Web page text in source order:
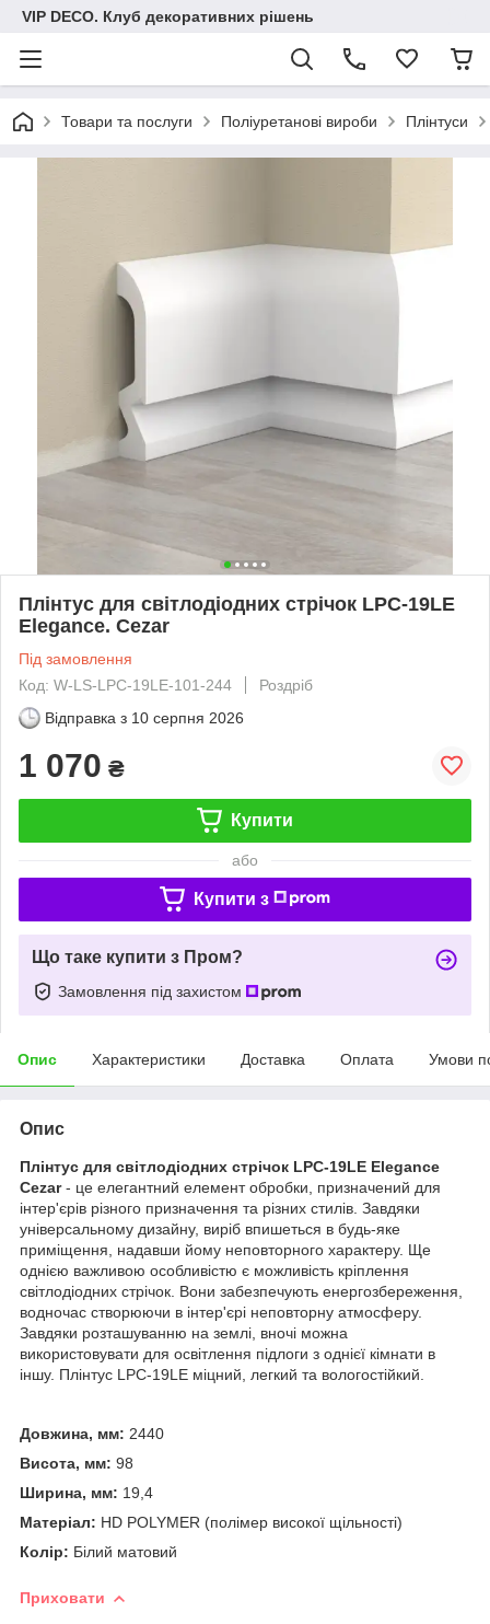
VIP DECO. Клуб декоративних рішень
Товари та послуги Поліуретанові вироби Плінтуси
Плінтус для світлодіодних стрічок LPC-19LE
Elegance. Cezar
Під замовлення
Код: W-LS-LPC-19LE-101-244
Роздріб
Відправка з 10 серпня 2026
1 070 ₴
Купити
або
Купити з
Що таке купити з Пром?
Замовлення під захистом
Опис Характеристики Доставка Оплата Умови
Опис
Плінтус для світлодіодних стрічок LPC-19LE Elegance
Cezar- це елегантний елемент обробки, призначений для
інтер'єрів різного призначення та різних стилів. Завдяки
універсальному дизайну, виріб впишеться в будь-яке
приміщення, надавши йому неповторного характеру. Ще
однією важливою особливістю є можливість кріплення
світлодіодних стрічок. Вони забезпечують енергозбереження,
водночас створюючи в інтер'єрі неповторну атмосферу.
Завдяки розташуванню на землі, вночі можна
використовувати для освітлення підлоги з однієї кімнати в
іншу. Плінтус LPC-19LE міцний, легкий та вологостійкий.
Довжина, мм: 2440
Висота, мм: 98
Ширина, мм: 19,4
Матеріал: HD POLYMER (полімер високої щільності)
Колір: Білий матовий
Приховати